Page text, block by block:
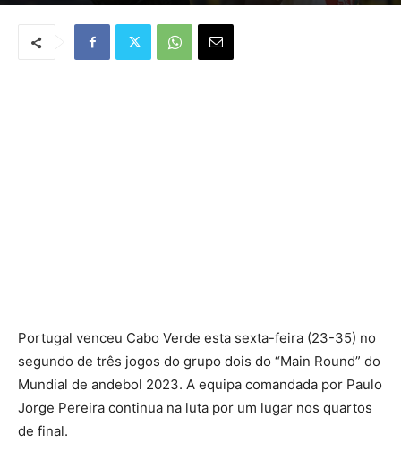
Portugal venceu Cabo Verde esta sexta-feira (23-35) no
segundo de três jogos do grupo dois do “Main Round” do
Mundial de andebol 2023. A equipa comandada por Paulo
Jorge Pereira continua na luta por um lugar nos quartos
de final.